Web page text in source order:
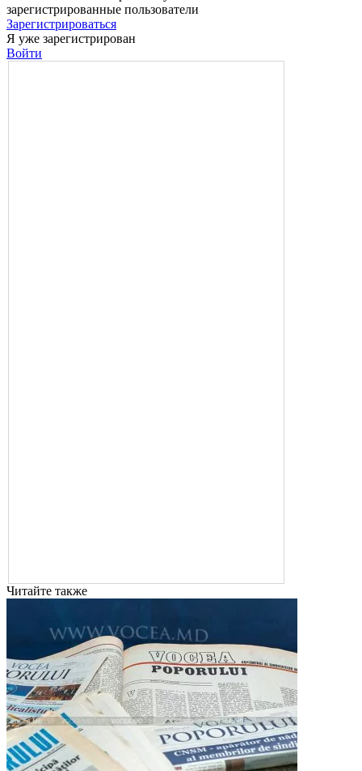
зарегистрированные пользователи
Зарегистрироваться
Я уже зарегистрирован
Войти
Читайте также